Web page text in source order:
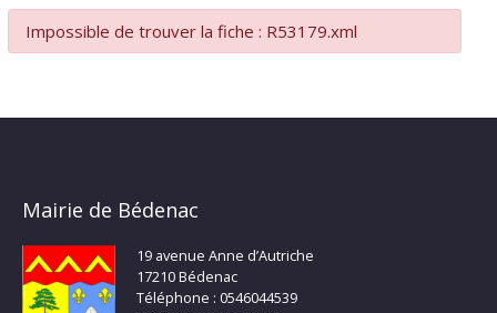
Impossible de trouver la fiche : R53179.xml
Mairie de Bédenac
19 avenue Anne d’Autriche
17210 Bédenac
Téléphone : 0546044539